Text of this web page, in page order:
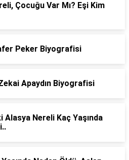
Çocuğu Var Mı? Eşi Kim
Peker Biyografisi
Apaydın Biyografisi
Nereli Kaç Yaşında